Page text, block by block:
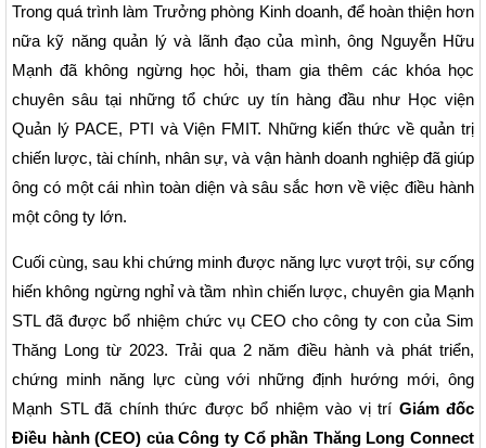
Trong quá trình làm Trưởng phòng Kinh doanh, để hoàn thiện hơn
nữa kỹ năng quản lý và lãnh đạo của mình, ông Nguyễn Hữu
Mạnh đã không ngừng học hỏi, tham gia thêm các khóa học
chuyên sâu tại những tổ chức uy tín hàng đầu như Học viện
Quản lý PACE, PTI và Viện FMIT. Những kiến thức về quản trị
chiến lược, tài chính, nhân sự, và vận hành doanh nghiệp đã giúp
ông có một cái nhìn toàn diện và sâu sắc hơn về việc điều hành
một công ty lớn.
Cuối cùng, sau khi chứng minh được năng lực vượt trội, sự cống
hiến không ngừng nghỉ và tầm nhìn chiến lược, chuyên gia Mạnh
STL đã được bổ nhiệm chức vụ CEO cho công ty con của Sim
Thăng Long từ 2023. Trải qua 2 năm điều hành và phát triển,
chứng minh năng lực cùng với những định hướng mới, ông
Mạnh STL đã chính thức được bổ nhiệm vào vị trí Giám đốc
Điều hành (CEO) của Công ty Cổ phần Thăng Long Connect